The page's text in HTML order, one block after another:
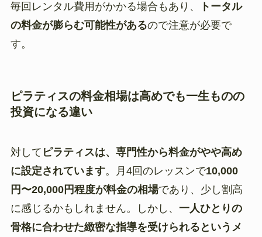
毎回レンタル費用がかかる場合もあり、
トータル
の料金が膨らむ可能性があるので注意が必要で
す。
ピラティスの料金相場は高めでも一生ものの
投資になる違い
対して ピラティスは、専門性から料金がやや高め
に設定されています。月4回のレッスンで10,000
円〜20,000円程度が料金の相場であり、少し割高
に感じるかもしれません。しかし、 一人ひとりの
骨格に合わせた緻密な指導を受けられるというメ